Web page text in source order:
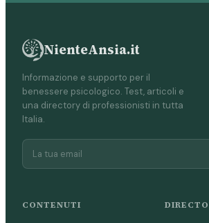
NienteAnsia.it
Informazione e supporto per il
benessere psicologico. Test, articoli e
una directory di professionisti in tutta
Italia.
CONTENUTI